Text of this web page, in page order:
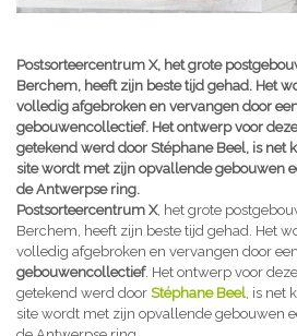
Postsorteercentrum X, het grote
Berchem, heeft zijn beste tijd gehad. Het
volledig afgebroken en vervangen door
gebouwencollectief. Het ontwerp voor
getekend werd door Stéphane Beel, is net
site wordt met zijn opvallende gebouwen
de Antwerpse ring.
Postsorteercentrum X, het grote
Berchem, heeft zijn beste tijd gehad. Het
volledig afgebroken en vervangen door een
gebouwencollectief. Het ontwerp voor
getekend werd door Stéphane Beel, is net
site wordt met zijn opvallende gebouwen